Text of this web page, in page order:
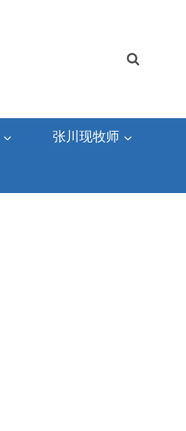
张川现牧师